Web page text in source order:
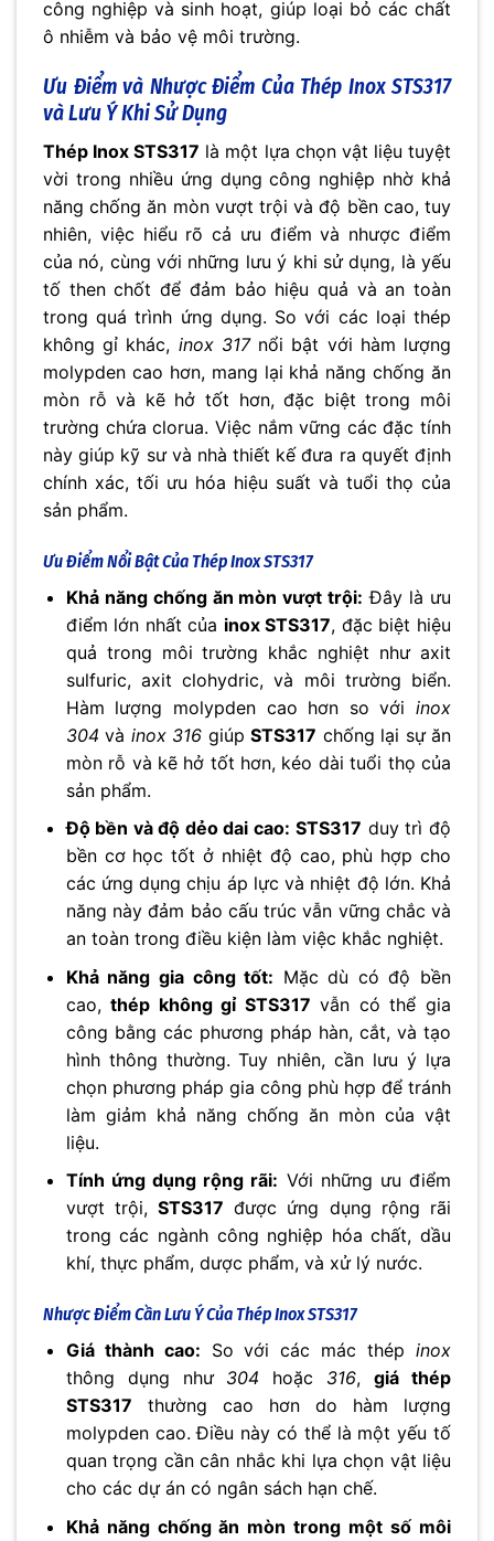
công nghiệp và sinh hoạt, giúp loại bỏ các chất
ô nhiễm và bảo vệ môi trường.
Ưu Điểm và Nhược Điểm Của Thép Inox STS317
và Lưu Ý Khi Sử Dụng
Thép Inox STS317 là một lựa chọn vật liệu tuyệt
vời trong nhiều ứng dụng công nghiệp nhờ khả
năng chống ăn mòn vượt trội và độ bền cao, tuy
nhiên, việc hiểu rõ cả ưu điểm và nhược điểm
của nó, cùng với những lưu ý khi sử dụng, là yếu
tố then chốt để đảm bảo hiệu quả và an toàn
trong quá trình ứng dụng. So với các loại thép
không gỉ khác, inox 317nổi bật với hàm lượng
molypden cao hơn, mang lại khả năng chống ăn
mòn rỗ và kẽ hở tốt hơn, đặc biệt trong môi
trường chứa clorua. Việc nắm vững các đặc tính
này giúp kỹ sư và nhà thiết kế đưa ra quyết định
chính xác, tối ưu hóa hiệu suất và tuổi thọ của
sản phẩm.
Ưu Điểm Nổi Bật Của Thép Inox STS317
Khả năng chống ăn mòn vượt trội: Đây là ưu
điểm lớn nhất của inox STS317, đặc biệt hiệu
quả trong môi trường khắc nghiệt như axit
sulfuric, axit clohydric, và môi trường biển.
Hàm lượng molypden cao hơn so với inox
304và inox 316 giúpSTS317 chống lại sự ăn
mòn rỗ và kẽ hở tốt hơn, kéo dài tuổi thọ của
sản phẩm.
Độ bền và độ dẻo dai cao: STS317 duy trì độ
bền cơ học tốt ở nhiệt độ cao, phù hợp cho
các ứng dụng chịu áp lực và nhiệt độ lớn. Khả
năng này đảm bảo cấu trúc vẫn vững chắc và
an toàn trong điều kiện làm việc khắc nghiệt.
Khả năng gia công tốt: Mặc dù có độ bền
cao,thép không gỉ STS317 vẫn có thể gia
công bằng các phương pháp hàn, cắt, và tạo
hình thông thường. Tuy nhiên, cần lưu ý lựa
chọn phương pháp gia công phù hợp để tránh
làm giảm khả năng chống ăn mòn của vật
liệu.
Tính ứng dụng rộng rãi: Với những ưu điểm
vượt trội,STS317 được ứng dụng rộng rãi
trong các ngành công nghiệp hóa chất, dầu
khí, thực phẩm, dược phẩm, và xử lý nước.
Nhược Điểm Cần Lưu Ý Của Thép Inox STS317
Giá thành cao: So với các mác thépinox
thông dụng như 304 hoặc 316,giá thép
STS317 thường cao hơn do hàm lượng
molypden cao. Điều này có thể là một yếu tố
quan trọng cần cân nhắc khi lựa chọn vật liệu
cho các dự án có ngân sách hạn chế.
Khả năng chống ăn mòn trong một số môi